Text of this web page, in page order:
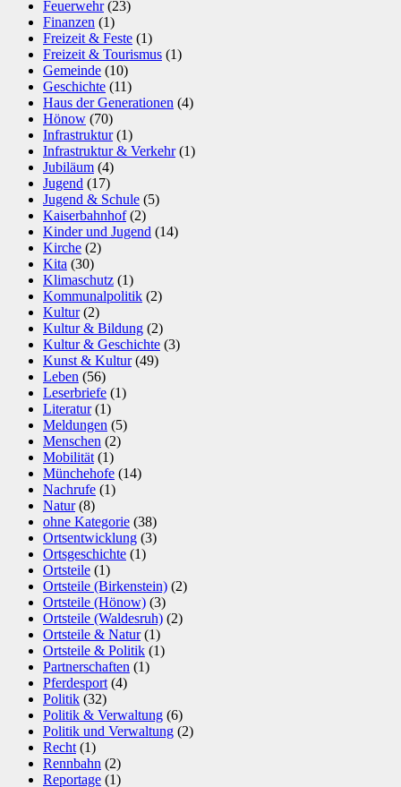
Feuerwehr(23)
Finanzen (1)
Freizeit & Feste (1)
Freizeit & Tourismus (1)
Gemeinde (10)
Geschichte (11)
Haus der Generationen (4)
Hönow (70)
Infrastruktur(1)
Infrastruktur & Verkehr(1)
Jubiläum (4)
Jugend (17)
Jugend & Schule (5)
Kaiserbahnhof(2)
Kinder und Jugend (14)
Kirche (2)
Kita (30)
Klimaschutz (1)
Kommunalpolitik (2)
Kultur(2)
Kultur & Bildung (2)
Kultur & Geschichte (3)
Kunst & Kultur(49)
Leben (56)
Leserbriefe (1)
Literatur(1)
Meldungen (5)
Menschen (2)
Mobilität (1)
Münchehofe (14)
Nachrufe (1)
Natur(8)
ohne Kategorie (38)
Ortsentwicklung (3)
Ortsgeschichte (1)
Ortsteile (1)
Ortsteile (Birkenstein) (2)
Ortsteile (Hönow) (3)
Ortsteile (Waldesruh) (2)
Ortsteile & Natur(1)
Ortsteile & Politik (1)
Partnerschaften (1)
Pferdesport (4)
Politik (32)
Politik & Verwaltung (6)
Politik und Verwaltung (2)
Recht (1)
Rennbahn (2)
Reportage (1)